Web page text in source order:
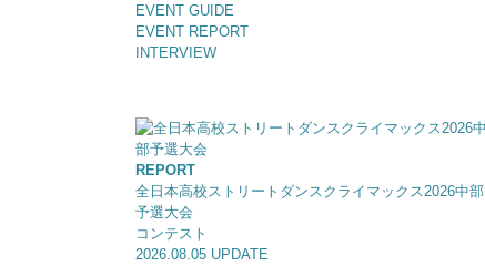
EVENT GUIDE
EVENT REPORT
INTERVIEW
REPORT
全日本高校ストリートダンスクライマックス2026中部
予選大会
コンテスト
2026.08.05 UPDATE